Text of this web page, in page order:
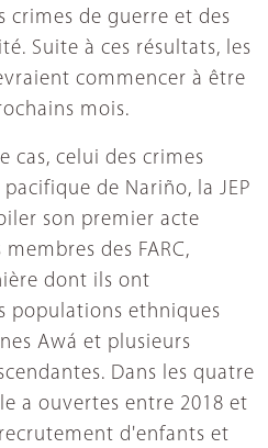
crimes de guerre et des
Suite à ces résultats, les
commencer à être
mois.
cas, celui des crimes
de Nariño, la JEP
son premier acte
des FARC,
dont ils ont
populations ethniques
Awá et plusieurs
Dans les quatre
a ouvertes entre 2018 et
d'enfants et